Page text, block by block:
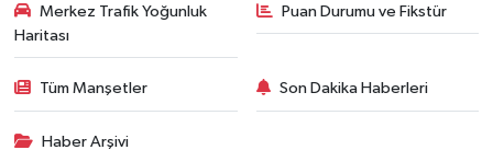
Merkez Trafik Yoğunluk
Haritası
Puan Durumu ve Fikstür
Tüm Manşetler Son Dakika Haberleri
Haber Arşivi